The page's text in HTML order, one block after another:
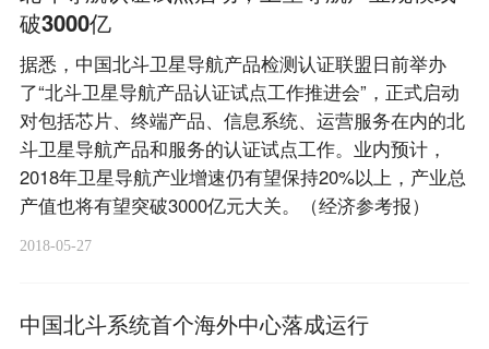
破3000亿
据悉，中国北斗卫星导航产品检测认证联盟日前举办
了“北斗卫星导航产品认证试点工作推进会”，正式启动
对包括芯片、终端产品、信息系统、运营服务在内的北
斗卫星导航产品和服务的认证试点工作。业内预计，
2018年卫星导航产业增速仍有望保持20%以上，产业总
产值也将有望突破3000亿元大关。（经济参考报）
2018-05-27
中国北斗系统首个海外中心落成运行